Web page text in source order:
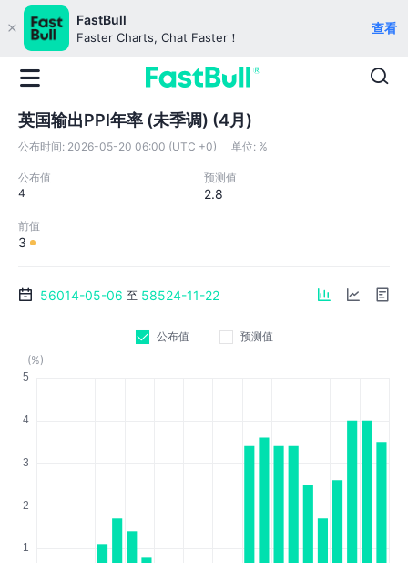
FastBull
Faster Charts, Chat Faster！
查看
英国输出PPI年率 (未季调) (4月)
公布时间: 2026-05-20 06:00 (UTC +0) 单位: %
公布值
4
预测值
2.8
前值
3
56014-05-06 至 58524-11-22
公布值
预测值
(%)